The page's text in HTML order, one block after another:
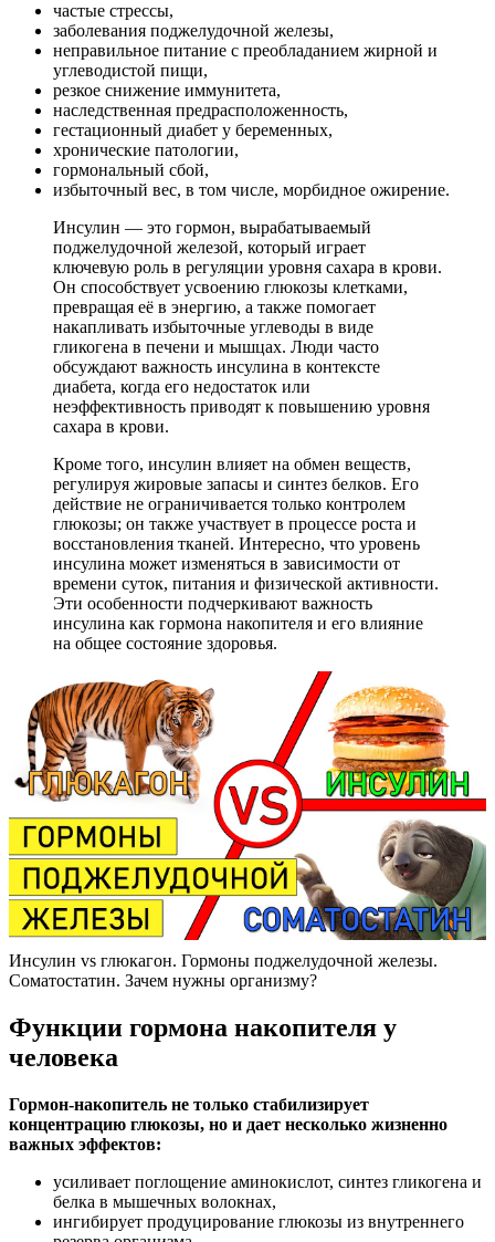
частые стрессы,
заболевания поджелудочной железы,
неправильное питание с преобладанием жирной и
углеводистой пищи,
резкое снижение иммунитета,
наследственная предрасположенность,
гестационный диабет у беременных,
хронические патологии,
гормональный сбой,
избыточный вес, в том числе, морбидное ожирение.
Инсулин — это гормон, вырабатываемый
поджелудочной железой, который играет
ключевую роль в регуляции уровня сахара в крови.
Он способствует усвоению глюкозы клетками,
превращая её в энергию, а также помогает
накапливать избыточные углеводы в виде
гликогена в печени и мышцах. Люди часто
обсуждают важность инсулина в контексте
диабета, когда его недостаток или
неэффективность приводят к повышению уровня
сахара в крови.
Кроме того, инсулин влияет на обмен веществ,
регулируя жировые запасы и синтез белков. Его
действие не ограничивается только контролем
глюкозы; он также участвует в процессе роста и
восстановления тканей. Интересно, что уровень
инсулина может изменяться в зависимости от
времени суток, питания и физической активности.
Эти особенности подчеркивают важность
инсулина как гормона накопителя и его влияние
на общее состояние здоровья.
Инсулин vs глюкагон. Гормоны поджелудочной железы.
Соматостатин. Зачем нужны организму?
Функции гормона накопителя у
человека
Гормон-накопитель не только стабилизирует
концентрацию глюкозы, но и дает несколько жизненно
важных эффектов:
усиливает поглощение аминокислот, синтез гликогена и
белка в мышечных волокнах,
ингибирует продуцирование глюкозы из внутреннего